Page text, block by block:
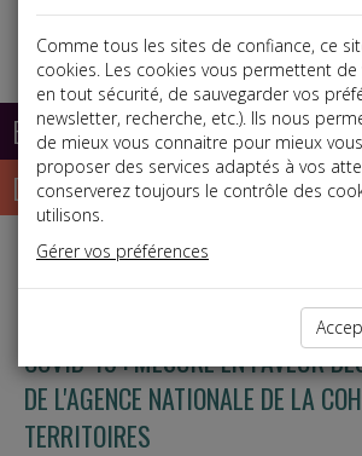
Base documentaire
Dépêches
j
Vie des affaires
COVID-19 : MESURE EN FAVEUR
DE L'AGENCE NATIONALE DE LA
TERRITOIRES
Comme tous les sites de confiance, ce
cookies. Les cookies vous permettent
en tout sécurité, de sauvegarder vos
newsletter, recherche, etc.). Ils nous
de mieux vous connaitre pour mieux
proposer des services adaptés à vos
conserverez toujours le contrôle des
utilisons.
Gérer vos préférences